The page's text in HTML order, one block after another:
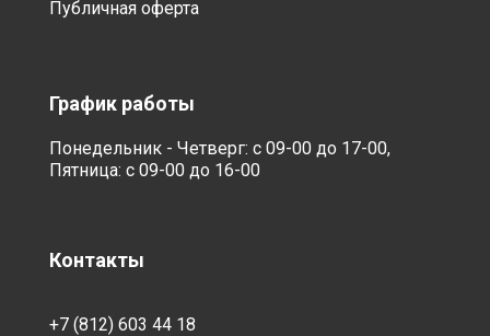
Публичная оферта
График работы
Понедельник - Четверг: с 09-00 до 17-00,
Пятница: с 09-00 до 16-00
Контакты
+7 (812) 603 44 18